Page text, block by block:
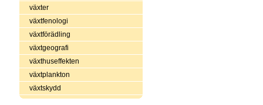
växter
växtfenologi
växtförädling
växtgeografi
växthuseffekten
växtplankton
växtskydd